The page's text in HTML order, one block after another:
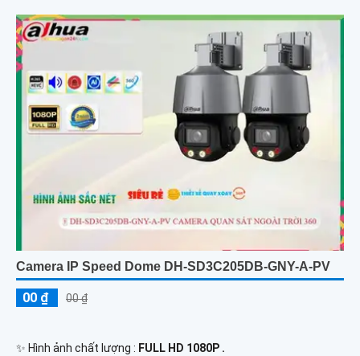
Camera IP Speed Dome DH-SD3C205DB-GNY-A-PV
00 ₫ 00 ₫
✨ Hình ảnh chất lượng : FULL HD 1080P .